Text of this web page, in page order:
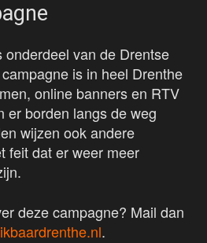
onderdeel van de Drentse
is in heel Drenthe
online banners en RTV
er borden langs de weg
wijzen ook andere
feit dat er weer meer
deze campagne? Mail dan
.